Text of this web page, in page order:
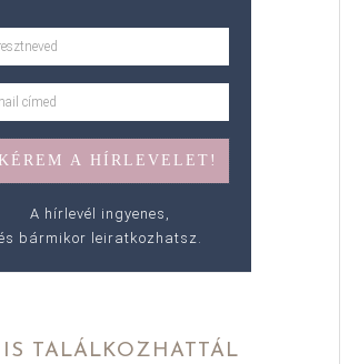
A hírlevél ingyenes,
bármikor leiratkozhatsz.
IS TALÁLKOZHATTÁL